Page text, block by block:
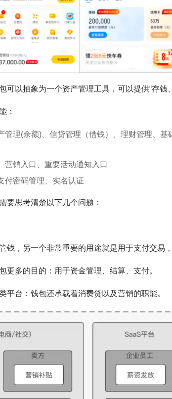
可以抽象为一个资产管理工具，可以提供“存钱
：
管理(余额)、信贷管理（借钱）、理财管理、
营销入口、重要活动通知入口
付密码管理、实名认证
要思考清楚以下几个问题：
钱，另一个非常重要的用途就是用于支付交易
更多的目的：用于资金管理、结算、支付。
平台：钱包还承载着消费贷以及营销的职能。